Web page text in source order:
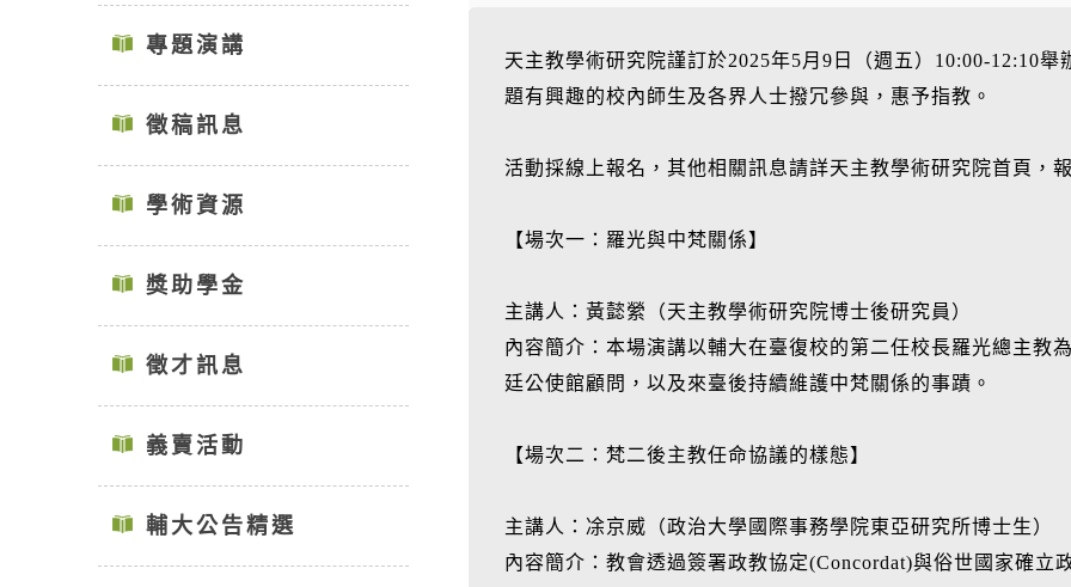
專題演講
徵稿訊息
學術資源
獎助學金
徵才訊息
義賣活動
輔大公告精選
天主教學術研究院謹訂於2025年5月9日（週五）10:00-12:10
題有興趣的校內師生及各界人士撥冗參與，惠予指教。
活動採線上報名，其他相關訊息請詳天主教學術研究院首頁，
【場次一：羅光與中梵關係】
主講人：黃懿縈（天主教學術研究院博士後研究員）
內容簡介：本場演講以輔大在臺復校的第二任校長羅光總主教
廷公使館顧問，以及來臺後持續維護中梵關係的事蹟。
【場次二：梵二後主教任命協議的樣態】
主講人：凃京威（政治大學國際事務學院東亞研究所博士生）
內容簡介：教會透過簽署政教協定(Concordat)與俗世國家確立